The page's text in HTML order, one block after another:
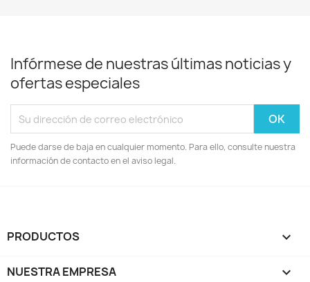
Infórmese de nuestras últimas noticias y
ofertas especiales
Puede darse de baja en cualquier momento. Para ello, consulte nuestra
información de contacto en el aviso legal.
PRODUCTOS 
NUESTRA EMPRESA 